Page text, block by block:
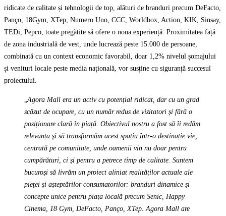
ridicate de calitate și tehnologii de top, alături de branduri precum DeFacto,
Panço, 18Gym, XTep, Numero Uno, CCC, Worldbox, Action, KIK, Sinsay,
TEDi, Pepco, toate pregătite să ofere o noua experiență. Proximitatea față
de zona industrială de vest, unde lucrează peste 15.000 de persoane,
combinată cu un context economic favorabil, doar 1,2% nivelul șomajului
și venituri locale peste media națională, vor susține cu siguranță succesul
proiectului.
Agora Mall era un activ cu potențial ridicat, dar cu un grad
scăzut de ocupare, cu un număr redus de vizitatori și fără o
poziționare clară în piață. Obiectivul nostru a fost să îi redăm
relevanța și să transformăm acest spațiu într-o destinație vie,
centrată pe comunitate, unde oamenii vin nu doar pentru
cumpărături, ci și pentru a petrece timp de calitate. Suntem
bucuroși să livrăm un proiect aliniat realităților actuale ale
pieței și așteptărilor consumatorilor: branduri dinamice și
concepte unice pentru piața locală precum Senic, Happy
Cinema, 18 Gym, DeFacto, Panço, XTep. Agora Mall are